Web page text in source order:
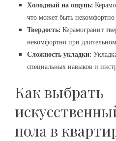
Холодный на ощупь:
что может быть
Твердость: Керамогранит
некомфортно при
Сложность укладки:
специальных навыков и
Как выбрать
пола в